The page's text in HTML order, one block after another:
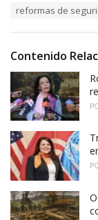
i
:
reformas de
Contenido